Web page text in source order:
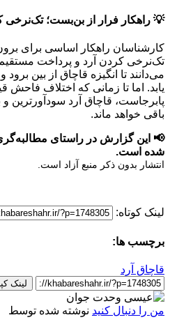
💡 راهکار فرار از بن‌بست؛ تک‌نرخی
کارشناسان راهکار اساسی برای
تک‌نرخی کردن آرد و پرداخت
می‌دانند تا انگیزه قاچاق از بین
یابد. اما تا زمانی که اختلاف فاحش
پابرجاست، قاچاق آرد
باقی خواهد ماند.
📢 این گزارش در راستای
شده است.
انتشار بدون ذکر منبع آزاد است.
لینک کوتاه:
برچسب ها:
قاچاق آرد
لینک
من را دنبال کنید نوشته شده توسط